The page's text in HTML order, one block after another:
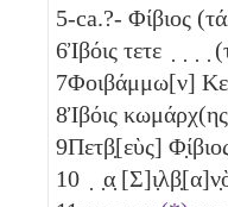
5-ca.?- Φίβιος
6Ἰβόις τετε
7Φοιβάμμω[ν]
8Ἰβόις
9Πετβ̣[εὺς]
10
̣α̣